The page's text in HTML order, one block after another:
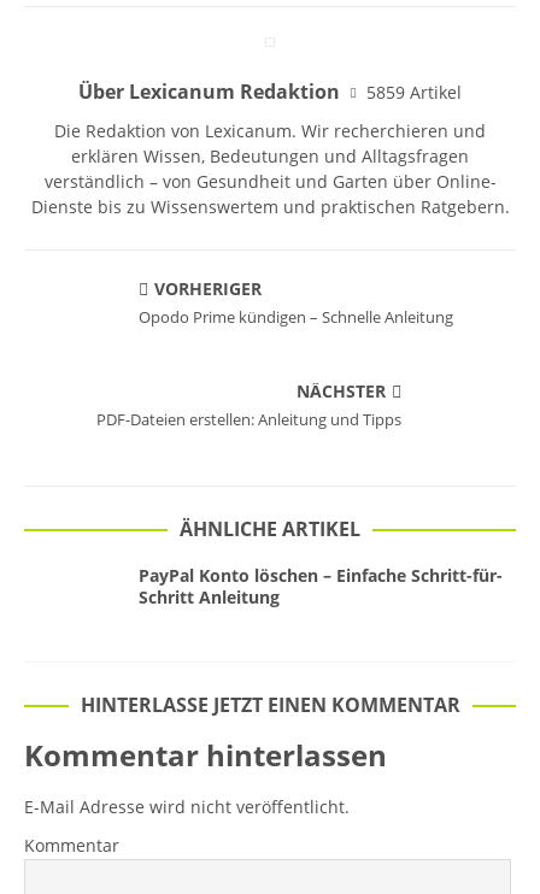
Über Lexicanum Redaktion
5859 Artikel
Die Redaktion von Lexicanum. Wir recherchieren und
erklären Wissen, Bedeutungen und Alltagsfragen
verständlich – von Gesundheit und Garten über Online-
Dienste bis zu Wissenswertem und praktischen Ratgebern.
VORHERIGER
Opodo Prime kündigen – Schnelle Anleitung
NÄCHSTER
PDF-Dateien erstellen: Anleitung und Tipps
ÄHNLICHE ARTIKEL
PayPal Konto löschen – Einfache Schritt-für-
Schritt Anleitung
HINTERLASSE JETZT EINEN KOMMENTAR
Kommentar hinterlassen
E-Mail Adresse wird nicht veröffentlicht.
Kommentar